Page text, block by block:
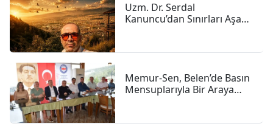
Uzm. Dr. Serdal
Kanuncu’dan Sınırları Aşan
Memur-Sen, Belen’de Basın
Mensuplarıyla Bir Araya